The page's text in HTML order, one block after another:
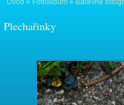
Úvod » Fotoalbum » Barevné
Plechařinky